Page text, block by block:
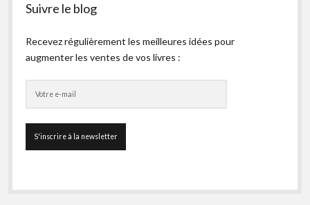
Suivre le blog
Recevez régulièrement les meilleures idées pour
augmenter les ventes de vos livres :